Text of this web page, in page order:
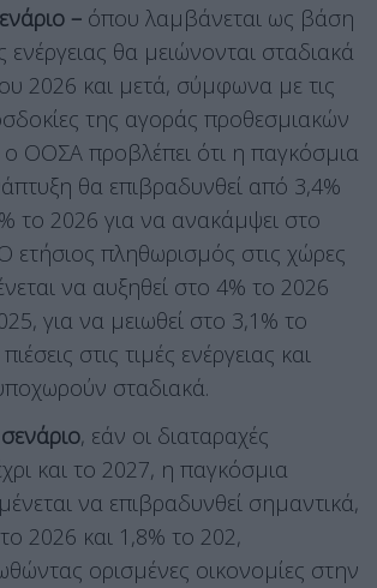
– όπου λαμβάνεται ως βάση
ενέργειας θα μειώνονται σταδιακά
2026 και μετά, σύμφωνα με τις
της αγοράς προθεσμιακών
ΟΟΣΑ προβλέπει ότι η παγκόσμια
θα επιβραδυνθεί από 3,4%
το 2026 για να ανακάμψει στο
ετήσιος πληθωρισμός στις χώρες
να αυξηθεί στο 4% το 2026
για να μειωθεί στο 3,1% το
στις τιμές ενέργειας και
σταδιακά.
, εάν οι διαταραχές
και το 2027, η παγκόσμια
να επιβραδυνθεί σημαντικά,
2026 και 1,8% το 202,
ορισμένες οικονομίες στην